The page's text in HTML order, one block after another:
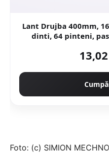
Lant Drujba 400mm,
dinti, 64 pinteni,
Foto: (c) SIMION